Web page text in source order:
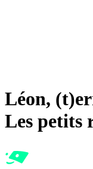
Léon,
Les petits